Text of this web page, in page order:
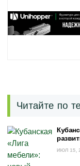
Читайте по
ИЮЛ 15,